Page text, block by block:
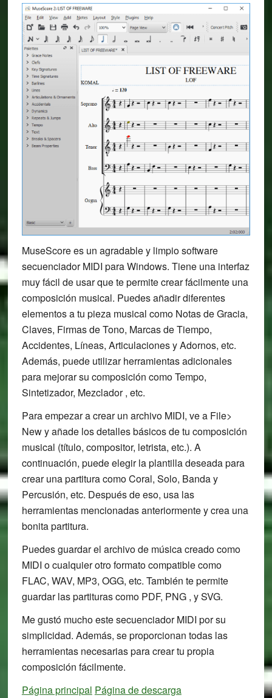
MuseScore es un agradable y limpio software
secuenciador MIDI para Windows. Tiene una interfaz
muy fácil de usar que te permite crear fácilmente una
composición musical. Puedes añadir diferentes
elementos a tu pieza musical como Notas de Gracia,
Claves, Firmas de Tono, Marcas de Tiempo,
Accidentes, Líneas, Articulaciones y Adornos, etc.
Además, puede utilizar herramientas adicionales
para mejorar su composición como Tempo,
Sintetizador, Mezclador , etc.
Para empezar a crear un archivo MIDI, ve a File>
New y añade los detalles básicos de tu composición
musical (título, compositor, letrista, etc.). A
continuación, puede elegir la plantilla deseada para
crear una partitura como Coral, Solo, Banda y
Percusión, etc. Después de eso, usa las
herramientas mencionadas anteriormente y crea una
bonita partitura.
Puedes guardar el archivo de música creado como
MIDI o cualquier otro formato compatible como
FLAC, WAV, MP3, OGG, etc. También te permite
guardar las partituras como PDF, PNG , y SVG.
Me gustó mucho este secuenciador MIDI por su
simplicidad. Además, se proporcionan todas las
herramientas necesarias para crear tu propia
composición fácilmente.
Página principal Página de descarga